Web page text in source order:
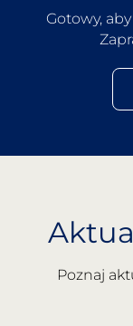
Gotowy,
Poznaj